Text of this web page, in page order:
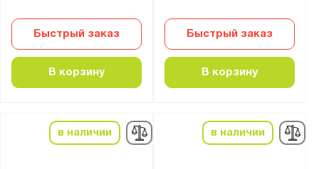
Быстрый заказ
В корзину
Быстрый заказ
В корзину
в наличии в наличии